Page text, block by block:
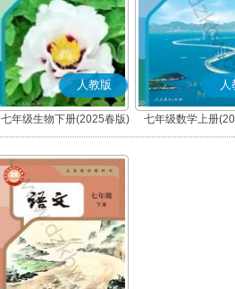
人教版
七年级生物下册(2025春版)
人
七年级数学上册